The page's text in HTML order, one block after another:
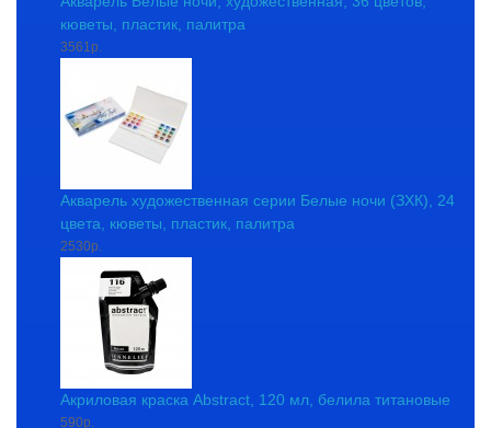
кюветы, пластик, палитра
3561р.
Акварель художественная серии Белые ночи (ЗХК), 24
цвета, кюветы, пластик, палитра
2530р.
Акриловая краска Abstract, 120 мл, белила титановые
590р.